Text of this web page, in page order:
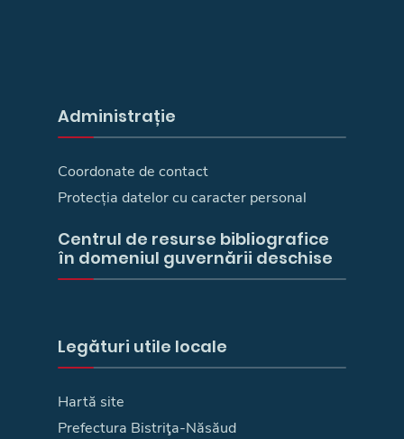
Administrație
Coordonate de contact
Protecția datelor cu caracter personal
Centrul de resurse bibliografice
în domeniul guvernării deschise
Legături utile locale
Hartă site
Prefectura Bistriţa-Năsăud